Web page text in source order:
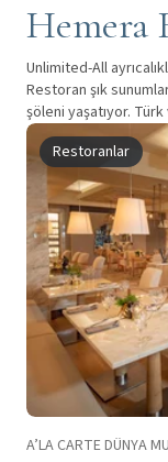
Hemera
Unlimited-All
Restoran şık
şöleni yaşatıyor.
Restoranlar
A’LA CARTE DÜNYA